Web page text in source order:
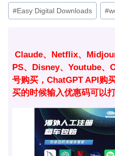
文
章
#Easy Digital Downloads #
Claude、Netflix、
PS、Disney、Youtube、
号购买，ChatGPT API购
买的时候输入优惠码可以